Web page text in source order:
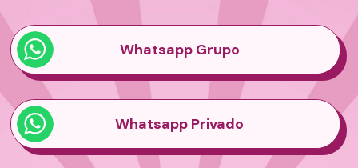
Whatsapp Grupo
Whatsapp Privado